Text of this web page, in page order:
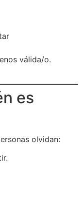
válida/o.
es
olvidan: